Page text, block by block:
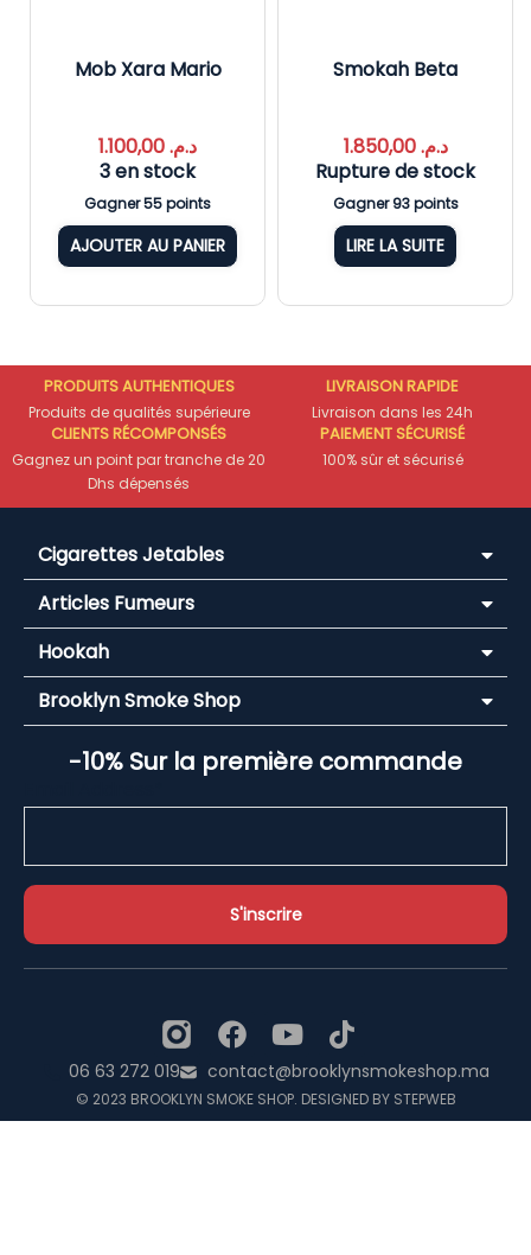
Mob Xara Mario
د.م.
3 en stock
Gagner 55 points
AJOUTER AU PANIER
Smokah Beta
د.م.1.850,00
Rupture de stock
Gagner 93 points
LIRE LA SUITE
PRODUITS AUTHENTIQUES
Produits de qualités supérieure
LIVRAISON RAPIDE
Livraison dans les 24h
CLIENTS RÉCOMPONSÉS
Gagnez un point par tranche de 20
Dhs dépensés
PAIEMENT SÉCURISÉ
100% sûr et sécurisé
Cigarettes Jetables
Articles Fumeurs
Hookah
Brooklyn Smoke Shop
-10% Sur la première commande
© 2023 BROOKLYN SMOKE SHOP. DESIGNED BY STEPWEB
06 63 272 019 contact@brooklynsmokeshop.ma